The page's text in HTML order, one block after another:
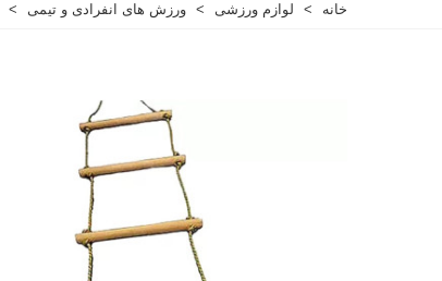
خانه > لوازم ورزشی > ورزش های انفرادی و تیمی >